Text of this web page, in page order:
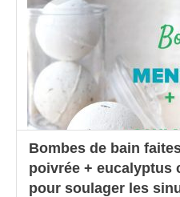
Bombes de bain
poivrée + eucalyptus
pour soulager les